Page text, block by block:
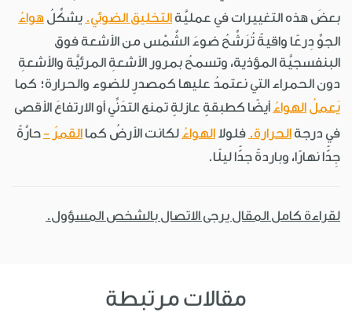
بعضَ هذه التغييرات في عمليَّة التخليق الضوئي. يشكِّلُ هواءُ
الجوِّ دِرعًا واقيةً تُرَشِّحُ ضوءَ الشَّمْس من الأشعة فوق
البنفسجيَّة المؤذية، وتسمحُ بمرور الأشعةِ المرئيَّة والأشعةِ
دون الحمراء التي نعتمدُ عليها كمصدرٍ للضوء والحرارة؛ كما
يَعملُ الهواءُ أيضًا كطبقةٍ عازلةٍ تمنع التدَنِّي أو الارتفاعَ الأقصى
في درجة الحرارة. فلولا الهواءُ لكانت الأرضُ كما القمرُ -حارَّةً
جِدًّا نهارًا، وباردةً جدًّا ليلًا.
لقراءة كامل المقال يرجى الاتصال بالشخص المسؤول.
مقالات مرتبطة